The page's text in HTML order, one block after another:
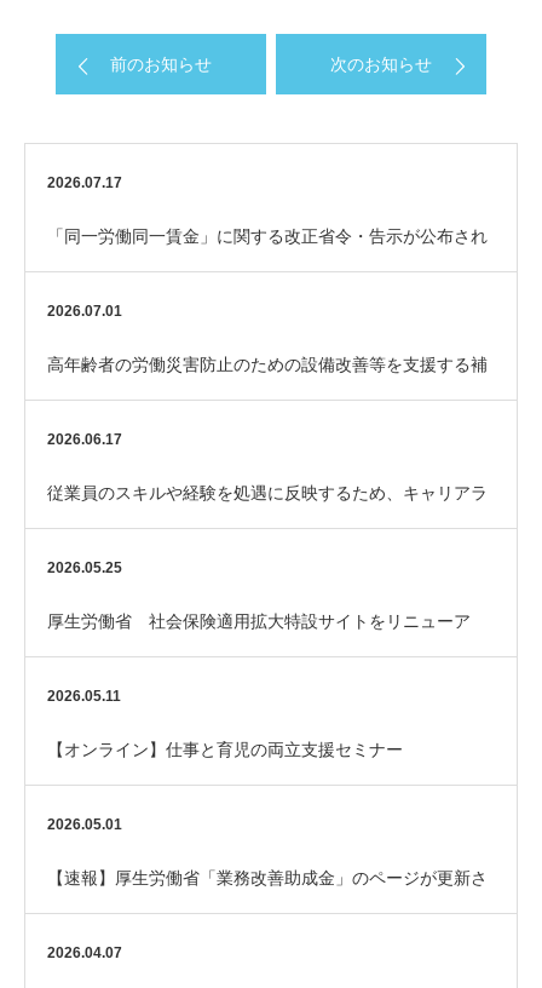
前のお知らせ 次のお知らせ
2026.07.17
「同一労働同一賃金」に関する改正省令・告示が公布され
ました
2026.07.01
高年齢者の労働災害防止のための設備改善等を支援する補
助金「エイジフレンドリー補助金」
2026.06.17
従業員のスキルや経験を処遇に反映するため、キャリアラ
ダーを整備してみませんか？
2026.05.25
厚生労働省 社会保険適用拡大特設サイトをリニューア
ル！
2026.05.11
【オンライン】仕事と育児の両立支援セミナー
2026.05.01
【速報】厚生労働省「業務改善助成金」のページが更新さ
れました
2026.04.07